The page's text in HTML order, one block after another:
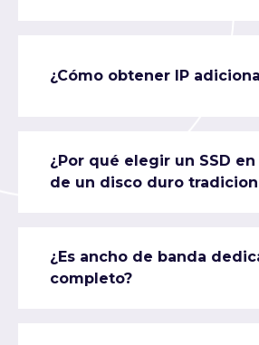
¿Cómo obtener IP
¿Por qué elegir un SSD
de un disco duro
¿Es ancho de banda
completo?